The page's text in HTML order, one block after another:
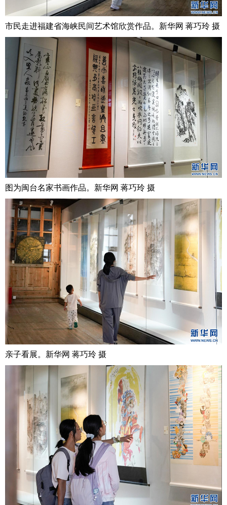
市民走进福建省海峡民间艺术馆欣赏作品。新华网 蒋巧玲 摄
图为闽台名家书画作品。新华网 蒋巧玲 摄
亲子看展。新华网 蒋巧玲 摄